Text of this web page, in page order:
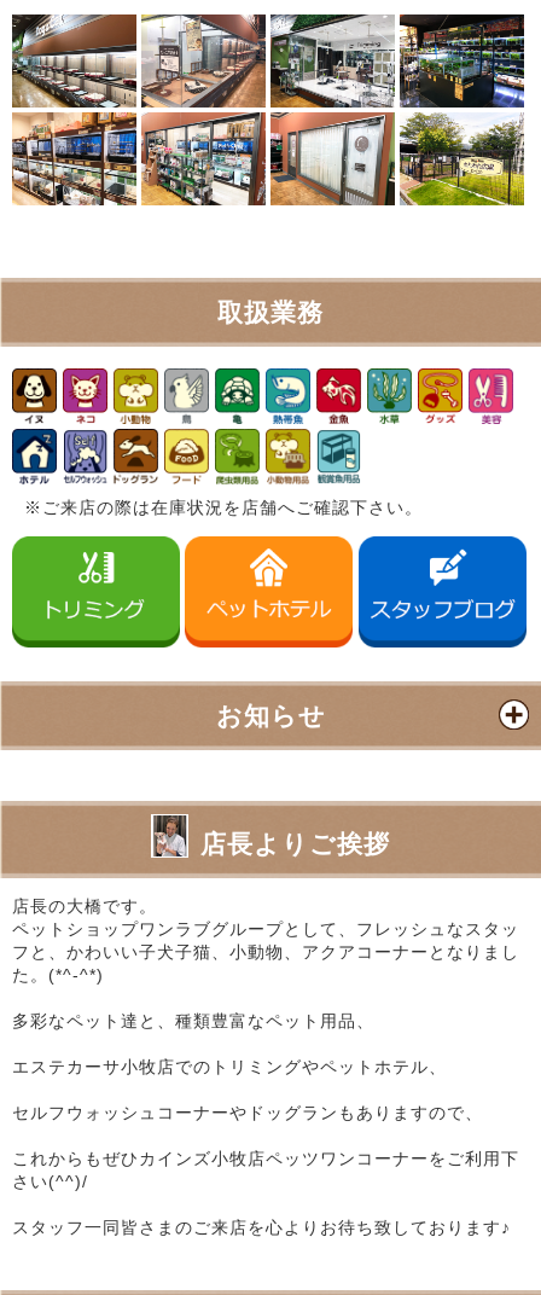
取扱業務
※ご来店の際は在庫状況を店舗へご確認下さい。
お知らせ
店長よりご挨拶
店長の大橋です。
ペットショップワンラブグループとして、フレッシュなスタッ
フと、かわいい子犬子猫、小動物、アクアコーナーとなりまし
た。(*^-^*)
多彩なペット達と、種類豊富なペット用品、
エステカーサ小牧店でのトリミングやペットホテル、
セルフウォッシュコーナーやドッグランもありますので、
これからもぜひカインズ小牧店ペッツワンコーナーをご利用下
さい(^^)/
スタッフ一同皆さまのご来店を心よりお待ち致しております♪